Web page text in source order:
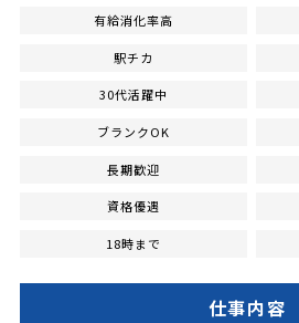
有給消化率高
駅チカ
30代活躍中
ブランクOK
長期歓迎
資格優遇
18時まで
仕事内容